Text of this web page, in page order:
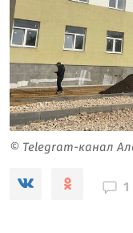
© Telegram-канал
1